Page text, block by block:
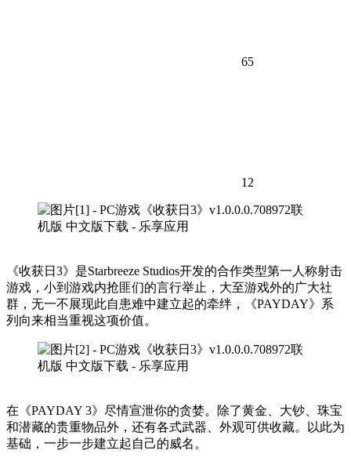
65
12
《收获日3》是Starbreeze Studios开发的合作类型第一人称射击
游戏，小到游戏内抢匪们的言行举止，大至游戏外的广大社
群，无一不展现此自患难中建立起的牵绊，《PAYDAY》系
列向来相当重视这项价值。
在《PAYDAY 3》尽情宣泄你的贪婪。除了黄金、大钞、珠宝
和潜藏的贵重物品外，还有各式武器、外观可供收藏。以此为
基础，一步一步建立起自己的威名。